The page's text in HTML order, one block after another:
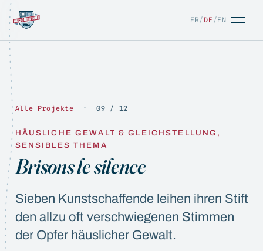
FR/ DE/EN
FR/DE/EN
Alle Projekte · 09 / 12
HÄUSLICHE GEWALT & GLEICHSTELLUNG,
SENSIBLES THEMA
Brisons le silence
Sieben Kunstschaffende leihen ihren Stift
den allzu oft verschwiegenen Stimmen
der Opfer häuslicher Gewalt.